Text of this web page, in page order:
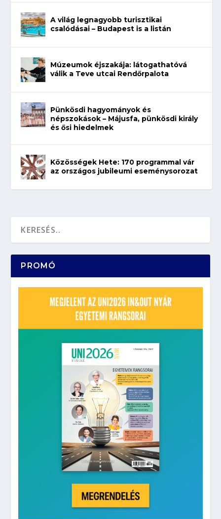
A világ legnagyobb turisztikai
csalódásai – Budapest is a listán
Múzeumok éjszakája: látogathatóvá
válik a Teve utcai Rendőrpalota
Pünkösdi hagyományok és
népszokások – Májusfa, pünkösdi király
és ősi hiedelmek
Közösségek Hete: 170 programmal vár
az országos jubileumi eseménysorozat
PROMÓ